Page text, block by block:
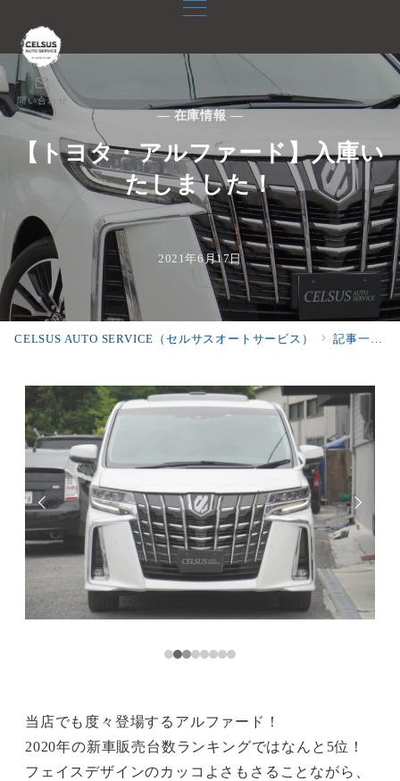
問い合わせ
— 在庫情報 —
【トヨタ・アルファード】入庫い
たしました！
2021年6月17日
CELSUS AUTO SERVICE（セルサスオートサービス） 記事一覧
当店でも度々登場するアルファード！
2020年の新車販売台数ランキングではなんと5位！
フェイスデザインのカッコよさもさることながら、